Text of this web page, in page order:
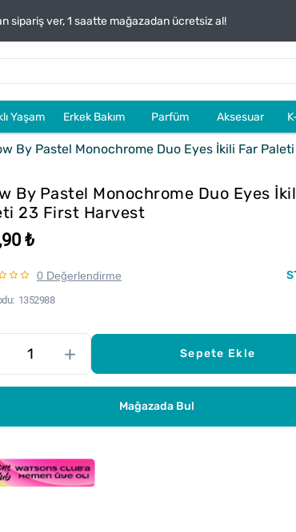
sipariş ver, 1 saatte mağazadan ücretsiz al!
Yaşam Erkek Bakım Parfüm Aksesuar
By Pastel Monochrome Duo Eyes İkili Far
By Pastel Monochrome Duo Eyes
23 First Harvest
₺
0 Değerlendirme
1352988
+ Sepete Ekle
Mağazada Bul